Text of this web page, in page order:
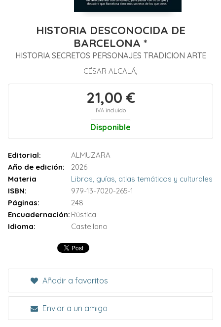
HISTORIA DESCONOCIDA DE
BARCELONA *
HISTORIA SECRETOS PERSONAJES TRADICION ARTE
CÉSAR ALCALÁ,
21,00 €
IVA incluido
Disponible
Editorial:
ALMUZARA
Año de edición:
2026
Materia
Libros, guías, atlas temáticos y culturales
ISBN:
979-13-7020-265-1
Páginas:
248
Encuadernación: Rústica
Idioma:
Castellano
Añadir a favoritos
Enviar a un amigo